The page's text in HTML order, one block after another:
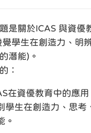
是關於ICAS 與資優
學生在創造力、明
潛能)。
：
在資優教育中的應用
學生在創造力、思考
。